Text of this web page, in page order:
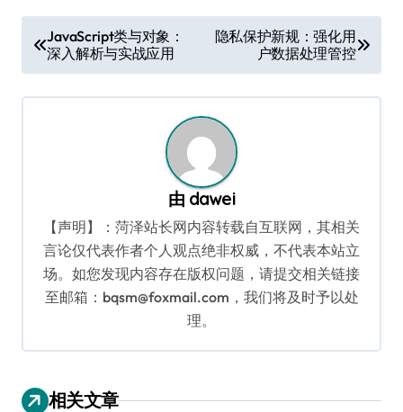
章
导
JavaScript类与对象：
深入解析与实战应用
隐私保护新规：强化用
户数据处理管控
由 dawei
【声明】：菏泽站长网内容转载自互联网，其相关
言论仅代表作者个人观点绝非权威，不代表本站立
场。如您发现内容存在版权问题，请提交相关链接
至邮箱：bqsm@foxmail.com，我们将及时予以处
理。
相关文章